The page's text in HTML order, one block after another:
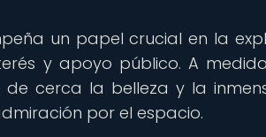
un papel crucial en la
y apoyo público. A
cerca la belleza y la
por el espacio.